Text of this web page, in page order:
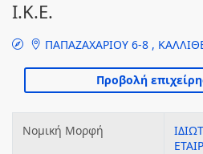
Ι.Κ.Ε.
ΠΑΠΑΖΑΧΑΡΙΟΥ 6-8 ,
Νομική Μορφή